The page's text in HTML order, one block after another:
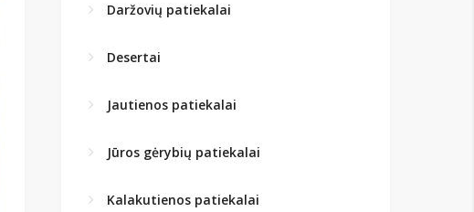
Daržovių patiekalai
Desertai
Jautienos patiekalai
Jūros gėrybių patiekalai
Kalakutienos patiekalai